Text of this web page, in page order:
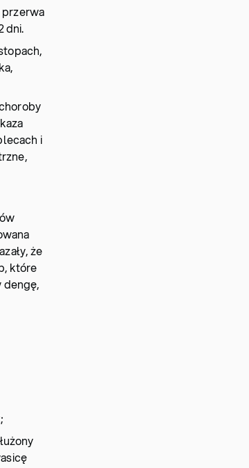
przerwa
dni.
i
że
które
dengę,